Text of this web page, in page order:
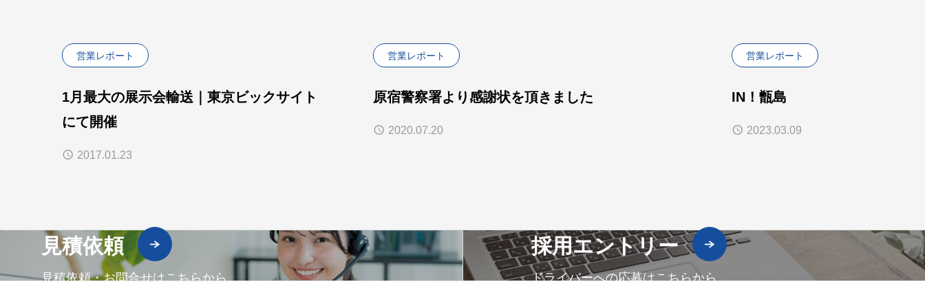
営業レポート
1月最大の展示会輸送｜東京ビックサイト
にて開催
2017.01.23
営業レポート
原宿警察署より感謝状を頂きました
2020.07.20
営業レポート
IN！甑島
2023.03.09
見積依頼
見積依頼・お問合せはこちらから
採用エントリー
ドライバーへの応募はこちらから